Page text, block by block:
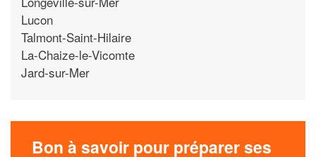
Lucon
Talmont-Saint-Hilaire
La-Chaize-le-Vicomte
Jard-sur-Mer
Bon à savoir pour préparer ses